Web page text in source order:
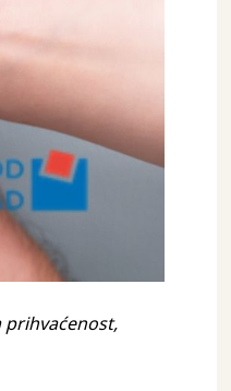
prihvaćenost,